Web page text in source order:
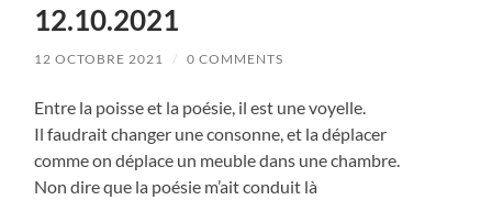
12.10.2021
12 OCTOBRE 2021 / 0 COMMENTS
Entre la poisse et la poésie, il est une voyelle.
Il faudrait changer une consonne, et la déplacer
comme on déplace un meuble dans une chambre.
Non dire que la poésie m’ait conduit là